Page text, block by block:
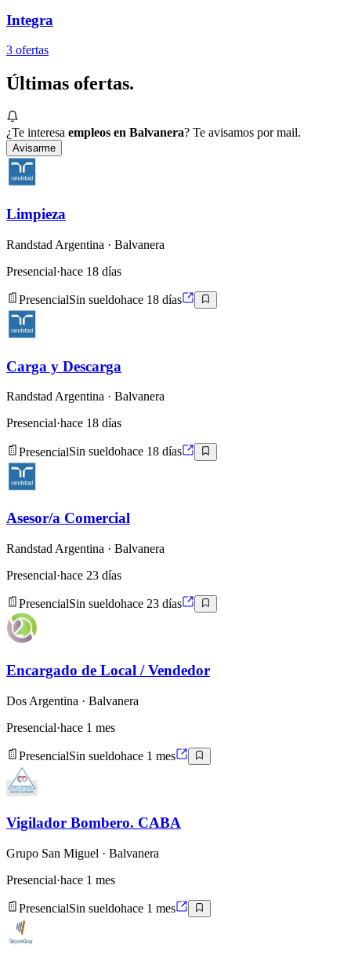
Integra
3 ofertas
Últimas ofertas.
¿Te interesa empleos en Balvanera? Te avisamos por mail.
Avisarme
Limpieza
Randstad Argentina · Balvanera
Presencial·hace 18 días
PresencialSin sueldohace 18 días
Carga y Descarga
Randstad Argentina · Balvanera
Presencial·hace 18 días
PresencialSin sueldohace 18 días
Asesor/a Comercial
Randstad Argentina · Balvanera
Presencial·hace 23 días
PresencialSin sueldohace 23 días
Encargado de Local / Vendedor
Dos Argentina · Balvanera
Presencial·hace 1 mes
PresencialSin sueldohace 1 mes
Vigilador Bombero. CABA
Grupo San Miguel · Balvanera
Presencial·hace 1 mes
PresencialSin sueldohace 1 mes